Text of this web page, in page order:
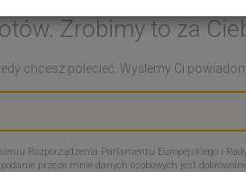
Zrobimy to za
chcesz polecieć. Wyślemy Ci
Rozporządzenia Parlamentu Europejskiego i
przeze mnie danych osobowych jest